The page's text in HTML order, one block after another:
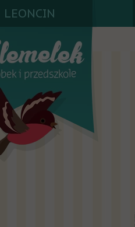
LEONCIN